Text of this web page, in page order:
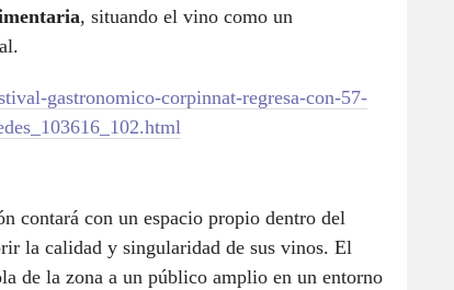
, situando el vino como un
gastronomico-corpinnat-regresa-con-57-
contará con un espacio propio dentro del
la calidad y singularidad de sus vinos. El
de la zona a un público amplio en un entorno